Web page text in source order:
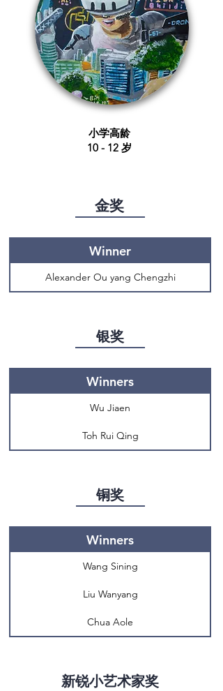
​小学高龄
​10 - 12 岁
金奖
Winner
Alexander Ou yang Chengzhi
银奖
Winners
Wu Jiaen
Toh Rui Qing
铜奖
Winners
Wang Sining
Liu Wanyang
Chua Aole
新锐小艺术家奖